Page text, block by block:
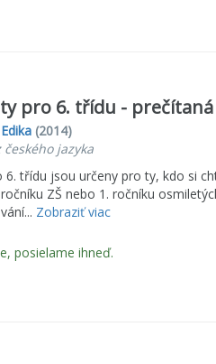
pro 6. třídu -
Edika(2014)
jazyka
třídu jsou určeny pro ty, kdo si
ZŠ nebo 1. ročníku
Zobraziť viac
posielame ihneď.